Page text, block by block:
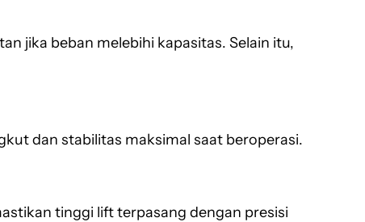
jika beban melebihi kapasitas. Selain itu,
dan stabilitas maksimal saat beroperasi.
tinggi lift terpasang dengan presisi